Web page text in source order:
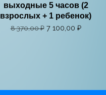
выходные 5 часов (2
взрослых + 1 ребенок)
8 370,00₽ 7 100,00 ₽